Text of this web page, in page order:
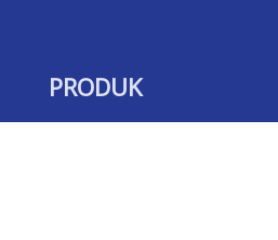
PRODUK